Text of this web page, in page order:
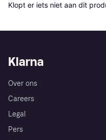
Klopt er iets niet aan dit
Klarna
Over ons
Careers
Legal
Pers